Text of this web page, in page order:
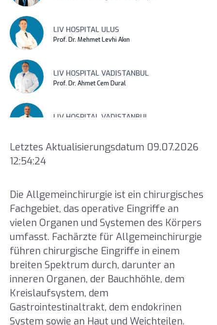
LIV HOSPITAL ULUS
Prof. Dr. Mehmet Levhi Akın
LIV HOSPITAL VADISTANBUL
Prof. Dr. Ahmet Cem Dural
LIV HOSPITAL VADISTANBUL
LIV HOSPITAL VADISTANBUL
Facharzt für Chirurgie Dr. Barış Demiriz
LIV HOSPITAL VADISTANBUL
Facharzt für Chirurgie Dr. Şeyma Karakuş Bozkurt
Letztes Aktualisierungsdatum 09.07.2026
12:54:24
Die Allgemeinchirurgie ist ein chirurgisches
Fachgebiet, das operative Eingriffe an
vielen Organen und Systemen des Körpers
umfasst. Fachärzte für Allgemeinchirurgie
führen chirurgische Eingriffe in einem
breiten Spektrum durch, darunter an
inneren Organen, der Bauchhöhle, dem
Kreislaufsystem, dem
Gastrointestinaltrakt, dem endokrinen
System sowie an Haut und Weichteilen.